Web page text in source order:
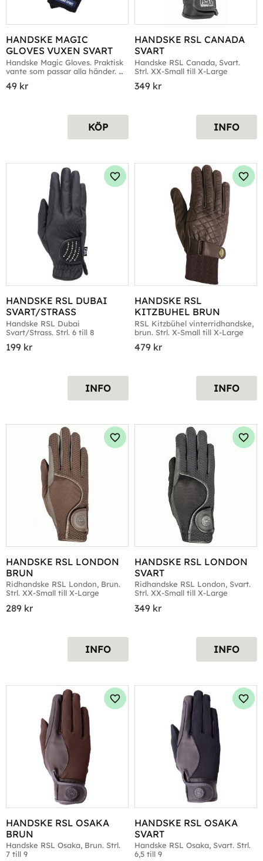
HANDSKE MAGIC
GLOVES VUXEN SVART
Handske Magic Gloves. Praktisk
vante som passar alla händer.
49 kr
KÖP
HANDSKE RSL CANADA
SVART
Handske RSL Canada, Svart.
Strl. XX-Small till X-Large
349 kr
INFO
HANDSKE RSL DUBAI
SVART/STRASS
Handske RSL Dubai
Svart/Strass. Strl. 6 till 8
199 kr
Lägg till i favoriter
INFO
HANDSKE RSL
KITZBUHEL BRUN
RSL Kitzbühel vinterridhandske,
brun. Strl. X-Small till X-Large
479 kr
INFO
HANDSKE RSL LONDON
BRUN
Ridhandske RSL London, Brun.
Strl. XX-Small till X-Large
289 kr
Lägg till i favoriter
INFO
HANDSKE RSL LONDON
SVART
Ridhandske RSL London, Svart.
Strl. XX-Small till X-Large
349 kr
INFO
HANDSKE RSL OSAKA
BRUN
Handske RSL Osaka, Brun. Strl.
7 till 9
Lägg till i favoriter
HANDSKE RSL OSAKA
SVART
Handske RSL Osaka, Svart. Strl.
6,5 till 9